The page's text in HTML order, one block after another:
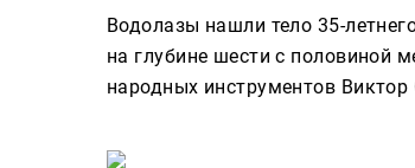
Водолазы нашли тело 35-
на глубине шести с половиной
народных инструментов Виктор